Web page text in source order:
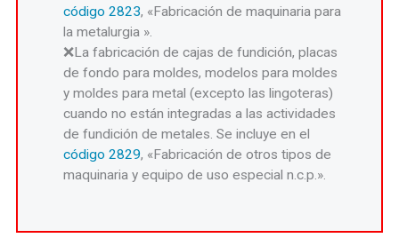
código 2823, «Fabricación de maquinaria para
la metalurgia ».
La fabricación de cajas de fundición, placas
de fondo para moldes, modelos para moldes
y moldes para metal (excepto las lingoteras)
cuando no están integradas a las actividades
de fundición de metales. Se incluye en el
código 2829, «Fabricación de otros tipos de
maquinaria y equipo de uso especial n.c.p.».